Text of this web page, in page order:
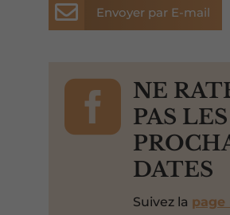
 Envoyer par E-mail

NE
PAS LES
DATES
Suivez la page